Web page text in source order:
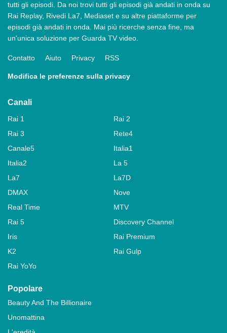
tutti gli episodi. Da noi trovi tutti gli episodi già andati in onda su
Rai Replay, Rivedi La7, Mediaset e su altre piattaforme per
episodi già andati in onda. Mai più ricerche senza fine, ma
un'unica soluzione per Guarda TV video.
Contatto Aiuto Privacy RSS
Modifica le preferenze sulla privacy
Canali
Rai 1
Rai 2
Rai 3
Rete4
Canale5
Italia1
Italia2
La 5
La7
La7D
DMAX
Nove
Real Time
MTV
Rai 5
Discovery Channel
Iris
Rai Premium
K2
Rai Gulp
Rai YoYo
Popolare
Beauty And The Billionaire
Unomattina